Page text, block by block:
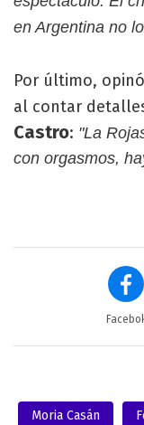
en Argentina no
Por último,
al contar
Castro: "La
con orgasmos,
Moria Casán